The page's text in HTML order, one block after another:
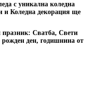
с уникална коледна
и Коледна декорация ще
празник: Сватба, Свети
ден, годишнина от